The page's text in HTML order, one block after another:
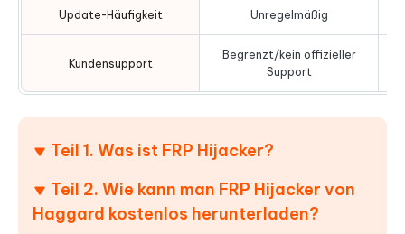
Update-Häufigkeit Unregelmäßig
Kundensupport
Begrenzt/kein offizieller
Support
Teil 1. Was ist FRP Hijacker?
Teil 2. Wie kann man FRP Hijacker von
Haggard kostenlos herunterladen?